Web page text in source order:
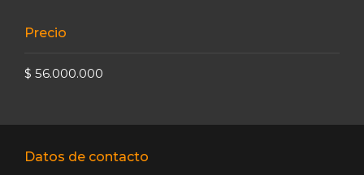
Precio
$ 56.000.000
Datos de contacto